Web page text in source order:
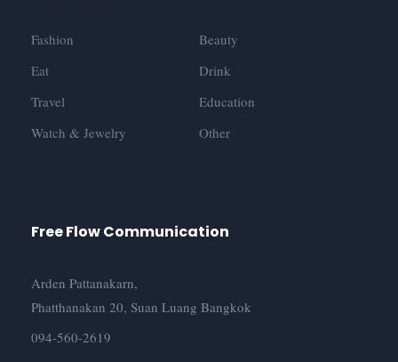
Fashion
Beauty
Eat
Drink
Travel
Education
Watch & Jewelry
Other
Free Flow Communication
Arden Pattanakarn,
Phatthanakan 20, Suan Luang Bangkok
094-560-2619